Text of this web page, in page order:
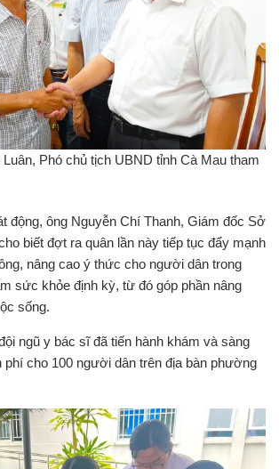
Phó chủ tịch UBND tỉnh Cà Mau tham
động, ông Nguyễn Chí Thanh, Giám đốc Sở
biết đợt ra quân lần này tiếp tục đẩy mạnh
nâng cao ý thức cho người dân trong
sức khỏe định kỳ, từ đó góp phần nâng
sống.
ngũ y bác sĩ đã tiến hành khám và sàng
cho 100 người dân trên địa bàn phường